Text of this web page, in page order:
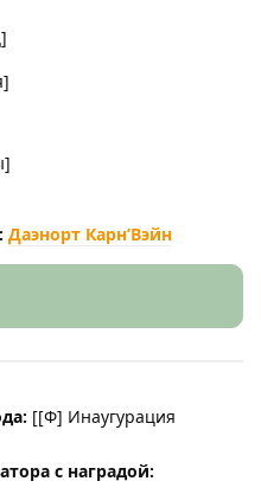
Даэнорт Карн’Вэйн
[[Ф] Инаугурация
с наградой: